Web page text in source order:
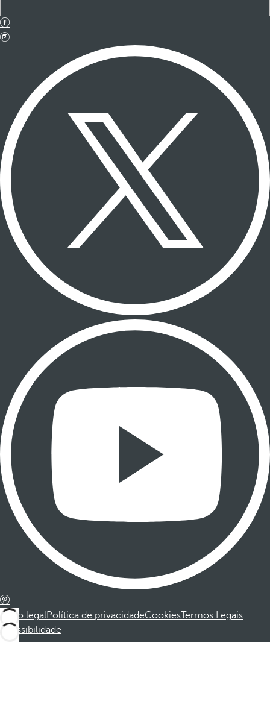
Aviso legalPolítica de privacidadeCookiesTermos Legais
Acessibilidade